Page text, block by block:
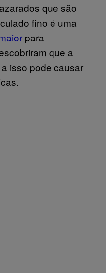
que são
fino é uma
para
que a
isso pode causar